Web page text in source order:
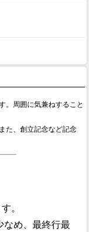
。周囲に気兼ねすること
た、創立記念など記念
。
なめ、最終行最